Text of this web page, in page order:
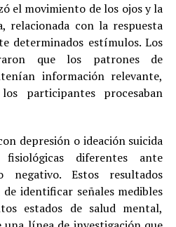
el movimiento de los ojos y la
relacionada con la respuesta
determinados estímulos. Los
que los patrones de
información relevante,
participantes procesaban
depresión o ideación suicida
fisiológicas diferentes ante
negativo. Estos resultados
identificar señales medibles
estados de salud mental,